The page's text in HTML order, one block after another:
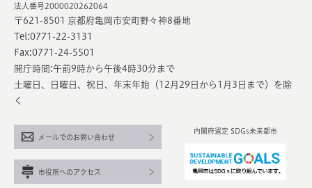
法人番号2000020262064
〒621-8501 京都府亀岡市安町野々神8番地
Tel:0771-22-3131
Fax:0771-24-5501
開庁時間:午前9時から午後4時30分まで
土曜日、日曜日、祝日、年末年始（12月29日から1月3日まで）を除
く
内閣府選定 SDGs未来都市
メールでのお問い合わせ
市役所へのアクセス